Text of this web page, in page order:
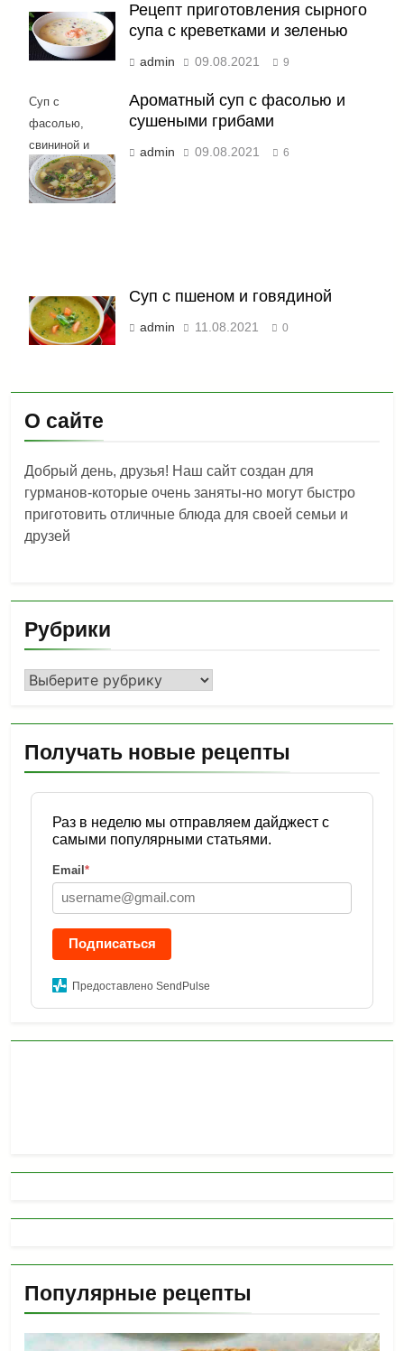
Рецепт приготовления сырного
супа с креветками и зеленью
admin 09.08.2021 9
Суп с
фасолью,
свининой и
сушеными
грибами
Ароматный суп с фасолью и
сушеными грибами
admin 09.08.2021 6
Суп с пшеном и говядиной
admin 11.08.2021 0
О сайте
Добрый день, друзья! Наш сайт создан для
гурманов-которые очень заняты-но могут быстро
приготовить отличные блюда для своей семьи и
друзей
Рубрики
Рубрики
Получать новые рецепты
Раз в неделю мы отправляем дайджест с
самыми популярными статьями.
Email*
Подписаться
Предоставлено SendPulse
Популярные рецепты